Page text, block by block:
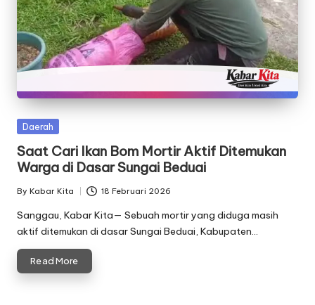
Posted
Daerah
Saat Cari Ikan Bom Mortir Aktif Ditemukan
Warga di Dasar Sungai Beduai
Posted
by
By Kabar Kita 18 Februari 2026
Sanggau, Kabar Kita— Sebuah mortir yang diduga masih
aktif ditemukan di dasar Sungai Beduai, Kabupaten…
Read More